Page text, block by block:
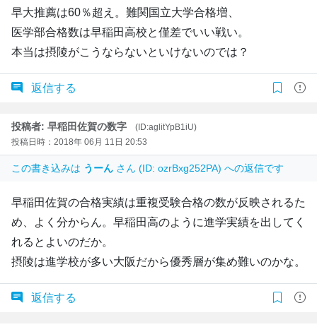
早大推薦は60％超え。難関国立大学合格増、
医学部合格数は早稲田高校と僅差でいい戦い。
本当は摂陵がこうならないといけないのでは？
返信する
投稿者: 早稲田佐賀の数字
(ID:aglitYpB1iU)
投稿日時：2018年 06月 11日 20:53
この書き込みは うーん さん (ID: ozrBxg252PA) への返信です
早稲田佐賀の合格実績は重複受験合格の数が反映されるた
め、よく分からん。早稲田高のように進学実績を出してく
れるとよいのだか。
摂陵は進学校が多い大阪だから優秀層が集め難いのかな。
返信する